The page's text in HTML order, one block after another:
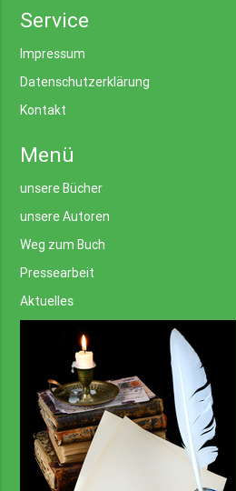
Service
Impressum
Datenschutzerklärung
Kontakt
Menü
unsere Bücher
unsere Autoren
Weg zum Buch
Pressearbeit
Aktuelles